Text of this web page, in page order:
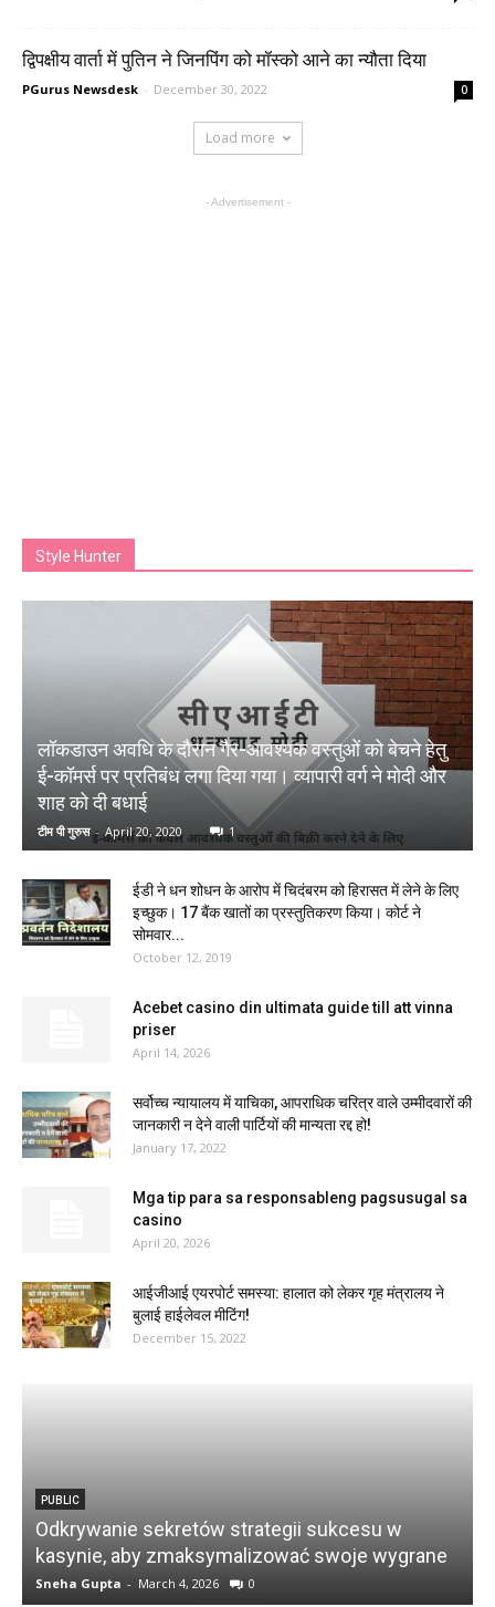
द्विपक्षीय वार्ता में पुतिन ने जिनपिंग को मॉस्को आने का न्यौता दिया
PGurus Newsdesk - December 30, 2022 0
Load more
- Advertisement -
Style Hunter
लॉकडाउन अवधि के दौरान गैर-आवश्यक वस्तुओं को बेचने हेतु
ई-कॉमर्स पर प्रतिबंध लगा दिया गया। व्यापारी वर्ग ने मोदी और
शाह को दी बधाई
टीम पी गुरुस - April 20, 2020 1
ईडी ने धन शोधन के आरोप में चिदंबरम को हिरासत में लेने के लिए
इच्छुक। 17 बैंक खातों का प्रस्तुतिकरण किया। कोर्ट ने
सोमवार...
October 12, 2019
Acebet casino din ultimata guide till att vinna
priser
April 14, 2026
सर्वोच्च न्यायालय में याचिका, आपराधिक चरित्र वाले उम्मीदवारों की
जानकारी न देने वाली पार्टियों की मान्यता रद्द हो!
January 17, 2022
Mga tip para sa responsableng pagsusugal sa
casino
April 20, 2026
आईजीआई एयरपोर्ट समस्या: हालात को लेकर गृह मंत्रालय ने
बुलाई हाईलेवल मीटिंग!
December 15, 2022
PUBLIC
Odkrywanie sekretów strategii sukcesu w
kasynie, aby zmaksymalizować swoje wygrane
Sneha Gupta - March 4, 2026 0